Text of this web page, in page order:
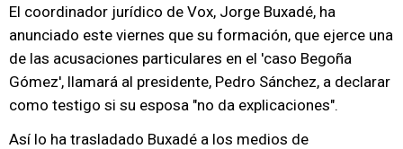
El coordinador jurídico de Vox, Jorge Buxadé, ha
anunciado este viernes que su formación, que ejerce una
de las acusaciones particulares en el 'caso Begoña
Gómez', llamará al presidente, Pedro Sánchez, a declarar
como testigo si su esposa "no da explicaciones".
Así lo ha trasladado Buxadé a los medios de